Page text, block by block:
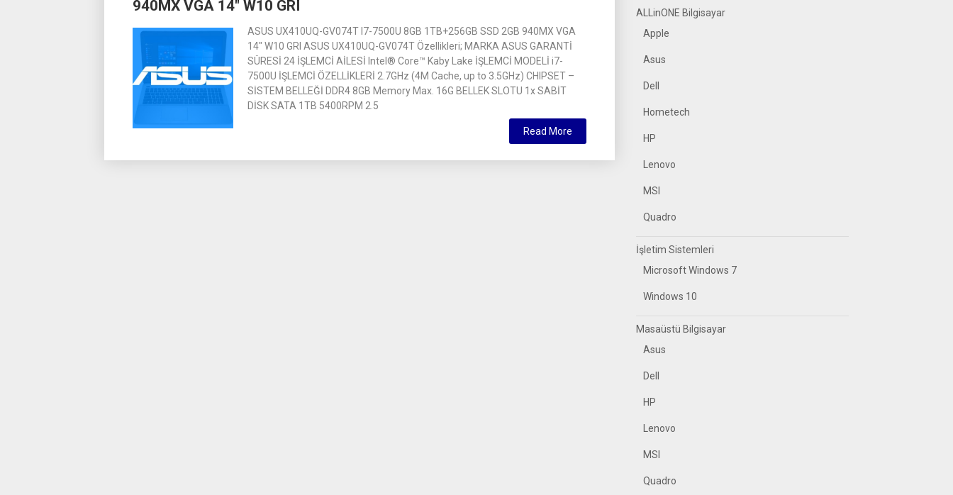
940MX VGA 14″ W10 GRI
ASUS UX410UQ-GV074T I7-7500U 8GB 1TB+256GB SSD 2GB 940MX VGA
14″ W10 GRI ASUS UX410UQ-GV074T Özellikleri; MARKA ASUS GARANTİ
SÜRESİ 24 İŞLEMCİ AİLESİ Intel® Core™ Kaby Lake İŞLEMCİ MODELİ i7-
7500U İŞLEMCİ ÖZELLİKLERİ 2.7GHz (4M Cache, up to 3.5GHz) CHIPSET –
SİSTEM BELLEĞİ DDR4 8GB Memory Max. 16G BELLEK SLOTU 1x SABİT
DİSK SATA 1TB 5400RPM 2.5
Read More
ALLinONE Bilgisayar
Apple
Asus
Dell
Hometech
HP
Lenovo
MSI
Quadro
İşletim Sistemleri
Microsoft Windows 7
Windows 10
Masaüstü Bilgisayar
Asus
Dell
HP
Lenovo
MSI
Quadro